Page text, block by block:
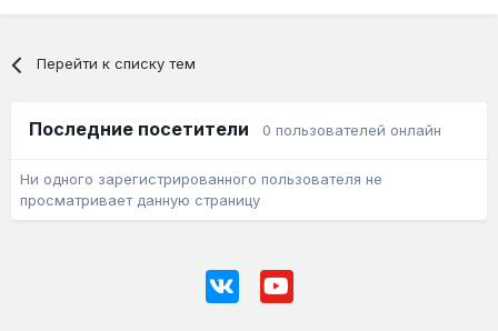
Перейти к списку тем
Последние посетители 0 пользователей онлайн
Ни одного зарегистрированного пользователя не
просматривает данную страницу